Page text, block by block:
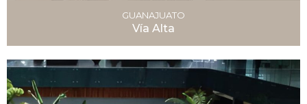
GUANAJUATO
Vía Alta